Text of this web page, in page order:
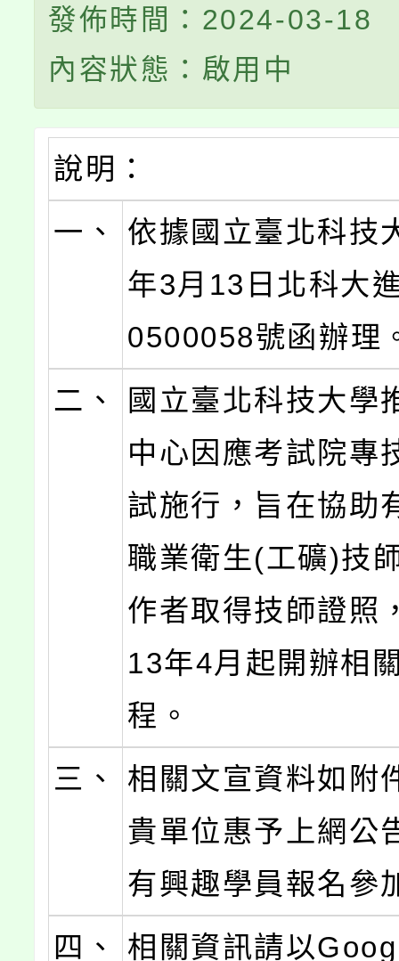
發佈時間：2024-03-18
內容狀態：啟用中
說明：
一、
依據國立臺北科技
年3月13日北科大
0500058號函辦理
二、
國立臺北科技大學
中心因應考試院專
試施行，旨在協助
職業衛生(工礦)技
作者取得技師證照
13年4月起開辦相
程。
三、
相關文宣資料如附
貴單位惠予上網公
有興趣學員報名參
四、
相關資訊請以